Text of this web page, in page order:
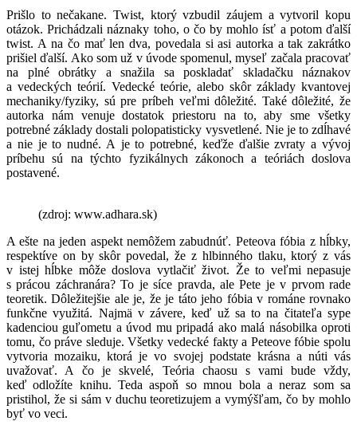
Prišlo to nečakane. Twist, ktorý vzbudil záujem a vytvoril kopu
otázok. Prichádzali náznaky toho, o čo by mohlo ísť a potom ďalší
twist. A na čo mať len dva, povedala si asi autorka a tak zakrátko
prišiel ďalší. Ako som už v úvode spomenul, myseľ začala pracovať
na plné obrátky a snažila sa poskladať skladačku náznakov
a vedeckých teórií. Vedecké teórie, alebo skôr základy kvantovej
mechaniky/fyziky, sú pre príbeh veľmi dôležité. Také dôležité, že
autorka nám venuje dostatok priestoru na to, aby sme všetky
potrebné základy dostali polopatisticky vysvetlené. Nie je to zdĺhavé
a nie je to nudné. A je to potrebné, keďže ďalšie zvraty a vývoj
príbehu sú na týchto fyzikálnych zákonoch a teóriách doslova
postavené.
(zdroj: www.adhara.sk)
A ešte na jeden aspekt nemôžem zabudnúť. Peteova fóbia z hĺbky,
respektíve on by skôr povedal, že z hlbinného tlaku, ktorý z vás
v istej hĺbke môže doslova vytlačiť život. Že to veľmi nepasuje
s prácou záchranára? To je síce pravda, ale Pete je v prvom rade
teoretik. Dôležitejšie ale je, že je táto jeho fóbia v románe rovnako
funkčne využitá. Najmä v závere, keď už sa to na čitateľa sype
kadenciou guľometu a úvod mu pripadá ako malá násobilka oproti
tomu, čo práve sleduje. Všetky vedecké fakty a Peteove fóbie spolu
vytvoria mozaiku, ktorá je vo svojej podstate krásna a núti vás
uvažovať. A čo je skvelé, Teória chaosu s vami bude vždy,
keď odložíte knihu. Teda aspoň so mnou bola a neraz som sa
pristihol, že si sám v duchu teoretizujem a vymýšľam, čo by mohlo
byť vo veci.